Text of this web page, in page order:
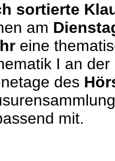
sortierte
am
eine
I an der
des
mit.